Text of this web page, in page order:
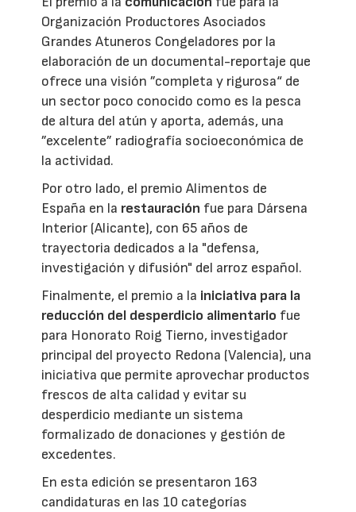
Organización Productores Asociados
Grandes Atuneros Congeladores por la
elaboración de un documental-reportaje que
ofrece una visión ”completa y rigurosa“ de
un sector poco conocido como es la pesca
de altura del atún y aporta, además, una
”excelente” radiografía socioeconómica de
la actividad.
Por otro lado, el premio Alimentos de
España en la restauración fue para Dársena
Interior (Alicante), con 65 años de
trayectoria dedicados a la "defensa,
investigación y difusión" del arroz español.
Finalmente, el premio a la iniciativa para la
reducción del desperdicio alimentario fue
para Honorato Roig Tierno, investigador
principal del proyecto Redona (Valencia), una
iniciativa que permite aprovechar productos
frescos de alta calidad y evitar su
desperdicio mediante un sistema
formalizado de donaciones y gestión de
excedentes.
En esta edición se presentaron 163
candidaturas en las 10 categorías